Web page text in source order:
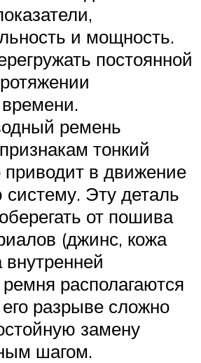
и мощность.
постоянной
ремень
тонкий
в движение
Эту деталь
от пошива
(джинс, кожа
располагаются
разрыве сложно
замену
шагом.